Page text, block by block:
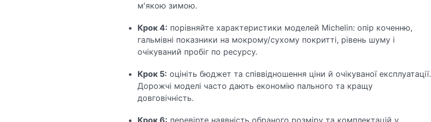
м'якою зимою.
Крок 4: порівняйте характеристики моделей Michelin: опір коченню,
гальмівні показники на мокрому/сухому покритті, рівень шуму і
очікуваний пробіг по ресурсу.
Крок 5: оцініть бюджет та співвідношення ціни й очікуваної експлуатації.
Дорожчі моделі часто дають економію пального та кращу
довговічність.